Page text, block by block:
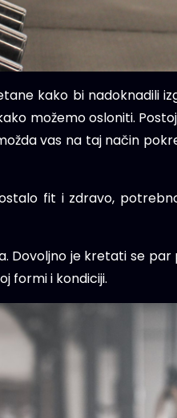
kako bi nadoknadili
možemo osloniti.
vas na taj način
fit i zdravo,
Dovoljno je kretati se
formi i kondiciji.